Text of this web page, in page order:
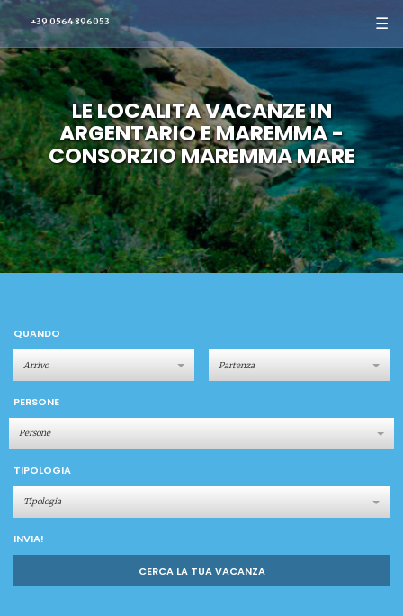
+39 0564 896053 ☰
LE LOCALITA VACANZE IN
ARGENTARIO E MAREMMA -
CONSORZIO MAREMMA MARE
QUANDO
PERSONE
Persone
TIPOLOGIA
Tipologia
INVIA!
CERCA LA TUA VACANZA